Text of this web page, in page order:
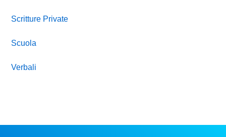
Scritture Private
Scuola
Verbali